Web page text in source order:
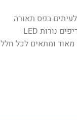
בפס תאורה
הממשיך את הסימטריה, למשל, במסדרון. מספר הנורות והעוצמה בעלי חשיבות רבה וכיום רבים מעדיפים נורות LED
ומתאים לכל חלל